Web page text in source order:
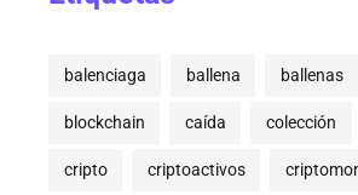
balenciaga ballena ballenas
blockchain caída colección
cripto criptoactivos